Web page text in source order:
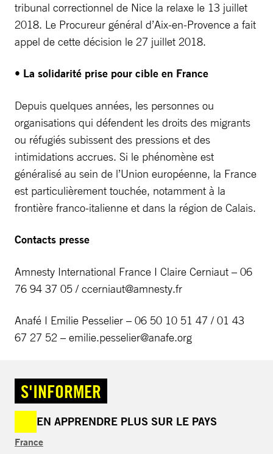
tribunal correctionnel de Nice la relaxe le 13 juillet
2018. Le Procureur général d’Aix-en-Provence a fait
appel de cette décision le 27 juillet 2018.
• La solidarité prise pour cible en France
Depuis quelques années, les personnes ou
organisations qui défendent les droits des migrants
ou réfugiés subissent des pressions et des
intimidations accrues. Si le phénomène est
généralisé au sein de l’Union européenne, la France
est particulièrement touchée, notamment à la
frontière franco-italienne et dans la région de Calais.
Contacts presse
Amnesty International France I Claire Cerniaut – 06
76 94 37 05 / ccerniaut@amnesty.fr
Anafé I Emilie Pesselier – 06 50 10 51 47 / 01 43
67 27 52 – emilie.pesselier@anafe.org
S'INFORMER
EN APPRENDRE PLUS SUR LE PAYS
France